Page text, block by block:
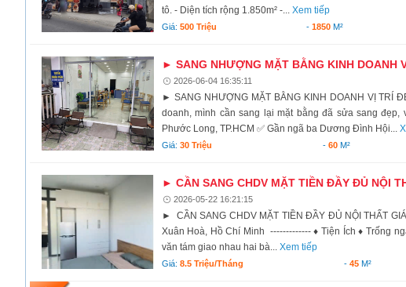
tô. - Diện tích rộng 1.850m² -... Xem tiếp
Giá: 500 Triệu -1850 M²
► SANG NHƯỢNG MẶT BẰNG KINH DOANH
2026-06-04 16:35:11
► SANG NHƯỢNG MẶT BẰNG KINH DOANH VỊ TRÍ
doanh, mình cần sang lại mặt bằng đã sửa sang
Phước Long, TP.HCM ✅ Gần ngã ba Dương Đình Hội...
Giá: 30 Triệu -60 M²
► CẦN SANG CHDV MẶT TIỀN ĐẦY ĐỦ NỘI
2026-05-22 16:21:15
► CẦN SANG CHDV MẶT TIỀN ĐẦY ĐỦ NỘI THẤT
Xuân Hoà, Hồ Chí Minh ------------- ♦ Tiện Ích ♦ Trống
văn tám giao nhau hai bà... Xem tiếp
Giá: 8.5 Triệu/tháng - 45M²